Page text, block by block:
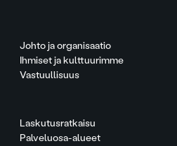
Johto ja organisaatio
Ihmiset ja kulttuurimme
Vastuullisuus
Laskutusratkaisu
Palveluosa-alueet